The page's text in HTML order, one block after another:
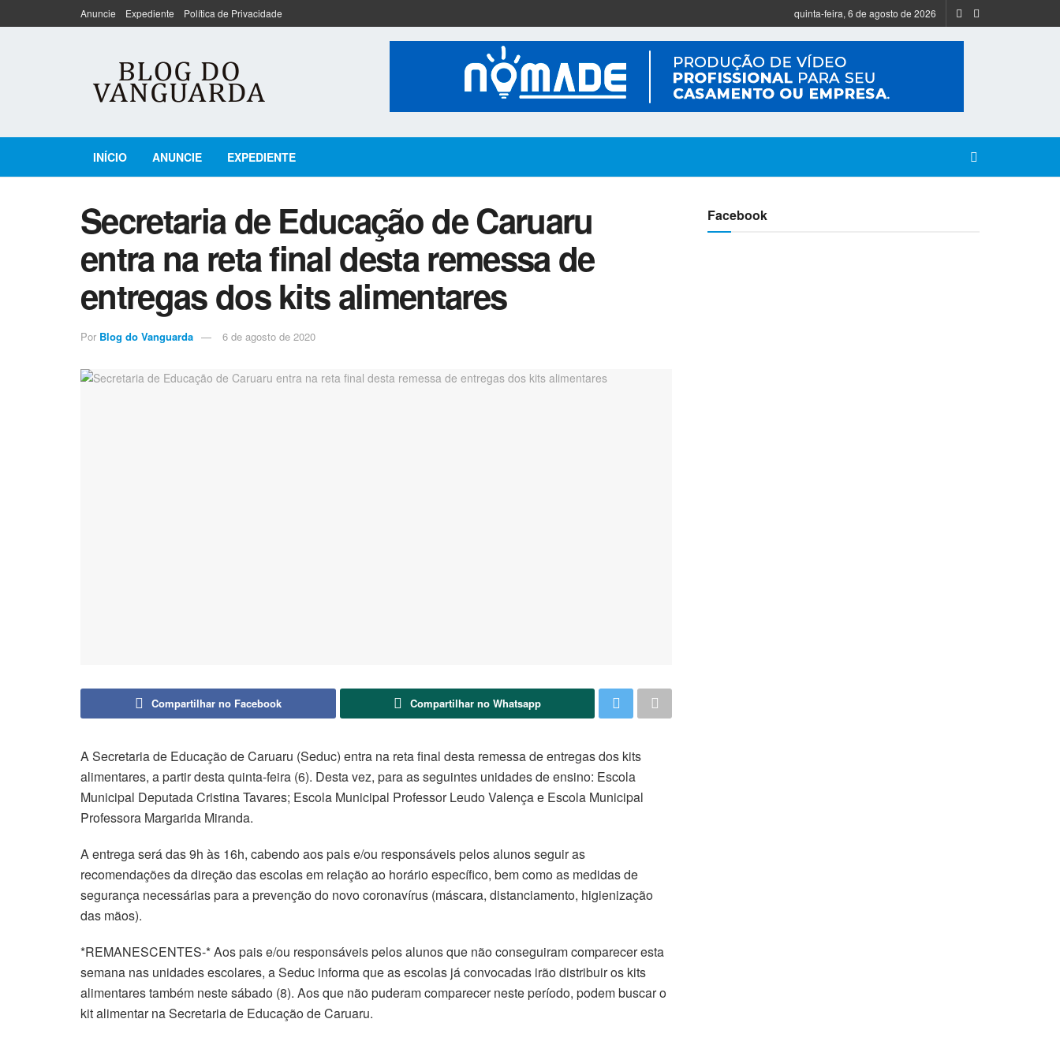
Anuncie Expediente Política de Privacidade quinta-feira, 6 de agosto de 2026
INÍCIO ANUNCIE EXPEDIENTE
Secretaria de Educação de Caruaru
entra na reta final desta remessa de
entregas dos kits alimentares
Por Blog do Vanguarda 6 de agosto de 2020
Compartilhar no Facebook Compartilhar no Whatsapp
A Secretaria de Educação de Caruaru (Seduc) entra na reta final desta remessa de entregas dos kits
alimentares, a partir desta quinta-feira (6). Desta vez, para as seguintes unidades de ensino: Escola
Municipal Deputada Cristina Tavares; Escola Municipal Professor Leudo Valença e Escola Municipal
Professora Margarida Miranda.
A entrega será das 9h às 16h, cabendo aos pais e/ou responsáveis pelos alunos seguir as
recomendações da direção das escolas em relação ao horário específico, bem como as medidas de
segurança necessárias para a prevenção do novo coronavírus (máscara, distanciamento, higienização
das mãos).
*REMANESCENTES-* Aos pais e/ou responsáveis pelos alunos que não conseguiram comparecer esta
semana nas unidades escolares, a Seduc informa que as escolas já convocadas irão distribuir os kits
alimentares também neste sábado (8). Aos que não puderam comparecer neste período, podem buscar o
kit alimentar na Secretaria de Educação de Caruaru.
Facebook